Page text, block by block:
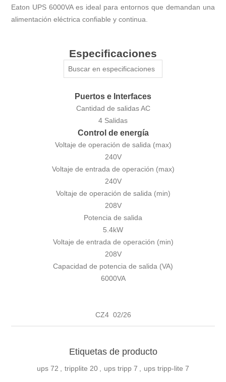
Eaton UPS 6000VA es ideal para entornos que demandan una
alimentación eléctrica confiable y continua.
Especificaciones
Puertos e Interfaces
Cantidad de salidas AC
4 Salidas
Control de energía
Voltaje de operación de salida (max)
240V
Voltaje de entrada de operación (max)
240V
Voltaje de operación de salida (min)
208V
Potencia de salida
5.4kW
Voltaje de entrada de operación (min)
208V
Capacidad de potencia de salida (VA)
6000VA
CZ4 02/26
Etiquetas de producto
ups 72 , tripplite 20 , ups tripp 7 , ups tripp-lite 7